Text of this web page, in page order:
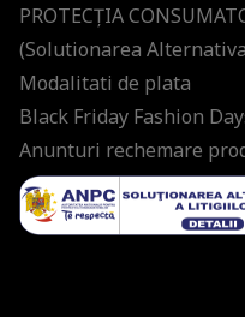
PROTECŢIA
(Solutionarea
Modalitati de plata
Black Friday Fashion
Anunturi rechemare